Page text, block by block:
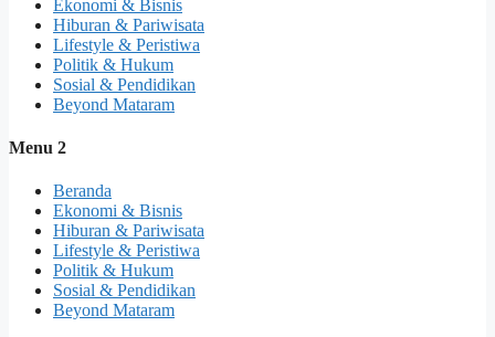
Ekonomi & Bisnis
Hiburan & Pariwisata
Lifestyle & Peristiwa
Politik & Hukum
Sosial & Pendidikan
Beyond Mataram
Menu 2
Beranda
Ekonomi & Bisnis
Hiburan & Pariwisata
Lifestyle & Peristiwa
Politik & Hukum
Sosial & Pendidikan
Beyond Mataram